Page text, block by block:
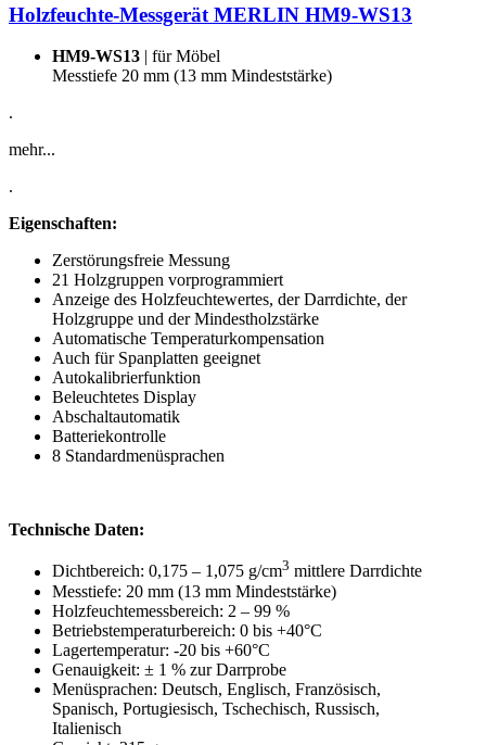
Holzfeuchte-Messgerät MERLIN HM9-WS13
HM9-WS13 | für Möbel
Messtiefe 20 mm (13 mm Mindeststärke)
.
mehr...
.
Eigenschaften:
Zerstörungsfreie Messung
21 Holzgruppen vorprogrammiert
Anzeige des Holzfeuchtewertes, der Darrdichte, der
Holzgruppe und der Mindestholzstärke
Automatische Temperaturkompensation
Auch für Spanplatten geeignet
Autokalibrierfunktion
Beleuchtetes Display
Abschaltautomatik
Batteriekontrolle
8 Standardmenüsprachen
Technische Daten:
Dichtbereich: 0,175 – 1,075 g/cm3 mittlere Darrdichte
Messtiefe: 20 mm (13 mm Mindeststärke)
Holzfeuchtemessbereich: 2 – 99 %
Betriebstemperaturbereich: 0 bis +40°C
Lagertemperatur: -20 bis +60°C
Genauigkeit: ± 1 % zur Darrprobe
Menüsprachen: Deutsch, Englisch, Französisch,
Spanisch, Portugiesisch, Tschechisch, Russisch,
Italienisch